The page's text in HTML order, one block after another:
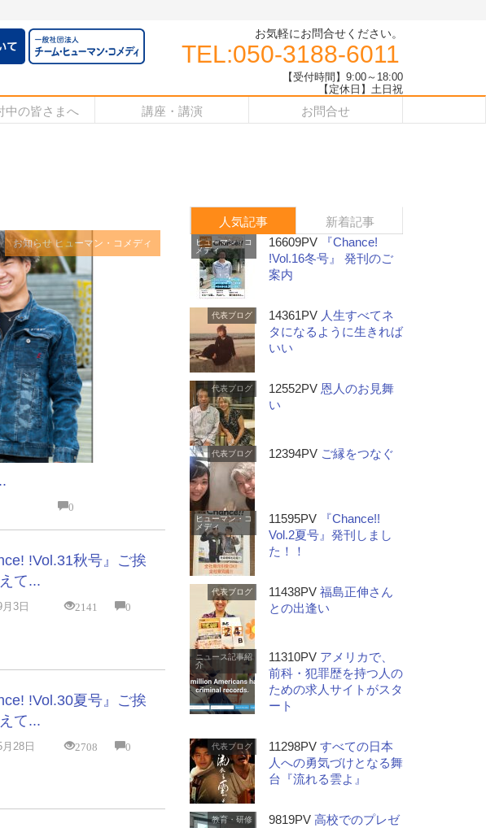
お気軽にお問合せください。
TEL:050-3188-6011
【受付時間】9:00～18:00
【定休日】土日祝
中の皆さまへ 講座・講演 お問合せ
お知らせ ヒューマン・コメディ
0
!Vol.31秋号』ご挨
て...
3日 2141 0
!Vol.30夏号』ご挨
て...
28日 2708 0
人気記事 新着記事
ヒューマン・コ
メディ
16609PV
『Chance!
!Vol.16冬号』 発刊のご
案内
代表ブログ 14361PV 人生すべてネ
タになるように生きれば
いい
代表ブログ 12552PV 恩人のお見舞
い
代表ブログ 12394PV ご縁をつなぐ
ヒューマン・コ
メディ
11595PV
『Chance!!
Vol.2夏号』発刊しまし
た！！
代表ブログ 11438PV 福島正伸さん
との出逢い
ニュース記事紹
介
11310PV アメリカで、
前科・犯罪歴を持つ人の
ための求人サイトがスタ
ート
代表ブログ 11298PV すべての日本
人への勇気づけとなる舞
台『流れる雲よ』
教育・研修 9819PV 高校でのプレゼ